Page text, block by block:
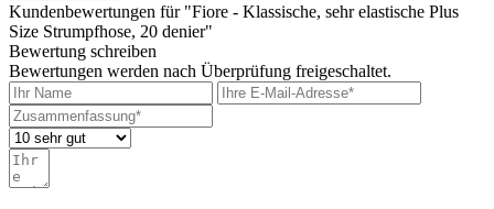
Kundenbewertungen für "Fiore - Klassische, sehr elastische Plus
Size Strumpfhose, 20 denier"
Bewertung schreiben
Bewertungen werden nach Überprüfung freigeschaltet.